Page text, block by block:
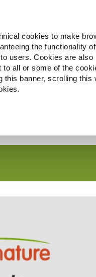
cookies to make
the functionality
users. Cookies are
to all or some of the
this banner, scrolling
Companion for
to your location.